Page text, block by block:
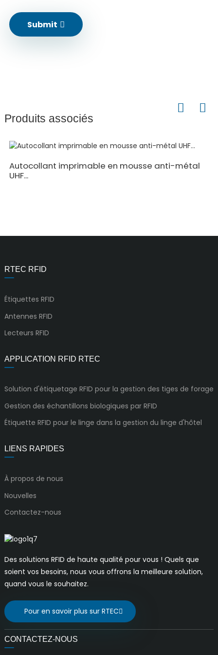
Submit
Produits associés
Autocollant imprimable en mousse anti-métal
UHF...
RTEC RFID
Étiquettes RFID
Antennes RFID
Lecteurs RFID
APPLICATION RFID RTEC
Solution d'étiquetage RFID pour la gestion des tiges de forage
Gestion des échantillons biologiques par RFID
Étiquette RFID pour le linge dans la gestion du linge d'hôtel
LIENS RAPIDES
À propos de nous
Nouvelles
Contactez-nous
Des solutions RFID de haute qualité pour vous ! Quels que
soient vos besoins, nous vous offrons la meilleure solution,
quand vous le souhaitez.
Pour en savoir plus sur RTEC
CONTACTEZ-NOUS